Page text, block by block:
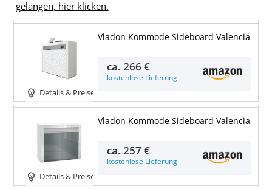
gelangen, hier klicken.
Details & Preise
Vladon Kommode Sideboard Valencia
ca.266 €
kostenlose Lieferung
Details & Preise
Vladon Kommode Sideboard Valencia
ca.257 €
kostenlose Lieferung